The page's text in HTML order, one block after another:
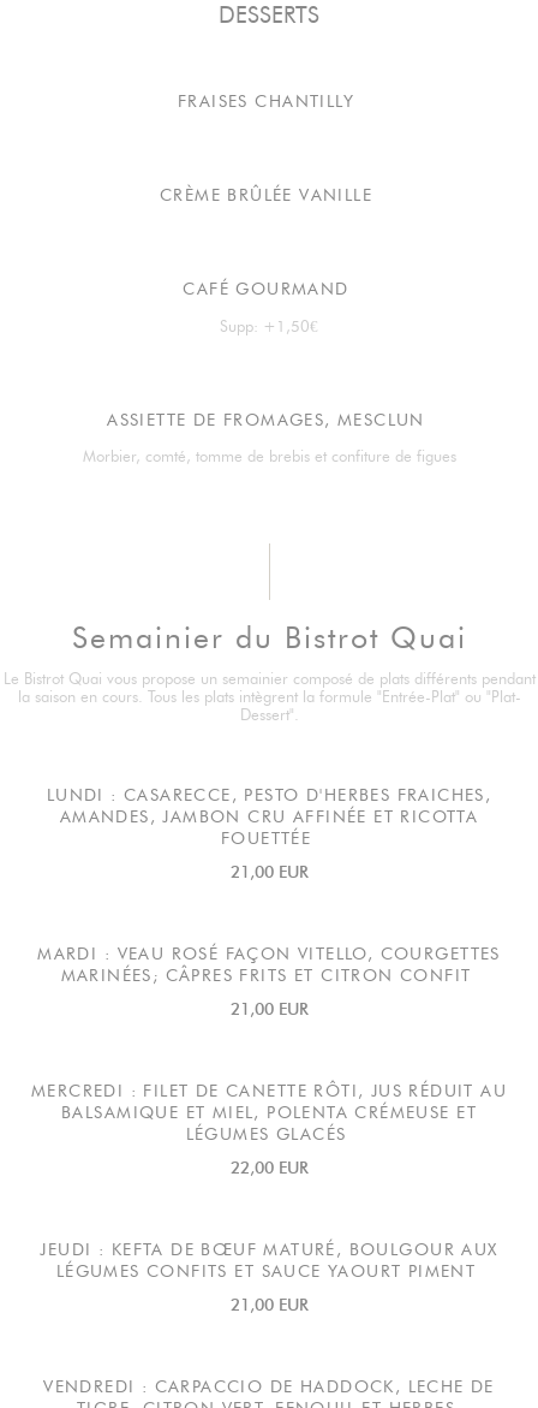
DESSERTS
FRAISES CHANTILLY
CRÈME BRÛLÉE VANILLE
CAFÉ GOURMAND
Supp: +1,50€
ASSIETTE DE FROMAGES, MESCLUN
Morbier, comté, tomme de brebis et confiture de figues
Semainier du Bistrot Quai
Le Bistrot Quai vous propose un semainier composé de plats différents pendant
la saison en cours. Tous les plats intègrent la formule "Entrée-Plat" ou "Plat-
Dessert".
LUNDI : CASARECCE, PESTO D'HERBES FRAICHES,
AMANDES, JAMBON CRU AFFINÉE ET RICOTTA
FOUETTÉE
21,00 EUR
MARDI : VEAU ROSÉ FAÇON VITELLO, COURGETTES
MARINÉES; CÂPRES FRITS ET CITRON CONFIT
21,00 EUR
MERCREDI : FILET DE CANETTE RÔTI, JUS RÉDUIT AU
BALSAMIQUE ET MIEL, POLENTA CRÉMEUSE ET
LÉGUMES GLACÉS
22,00 EUR
JEUDI : KEFTA DE BŒUF MATURÉ, BOULGOUR AUX
LÉGUMES CONFITS ET SAUCE YAOURT PIMENT
21,00 EUR
VENDREDI : CARPACCIO DE HADDOCK, LECHE DE